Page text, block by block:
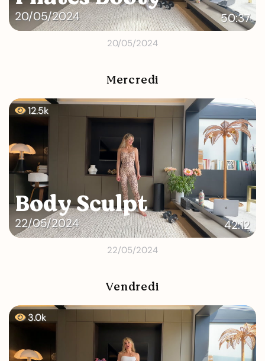
20/05/2024 50:37
20/05/2024
Mercredi
Body Sculpt
22/05/2024 42:12
12.5k
22/05/2024
Vendredi
3.0k